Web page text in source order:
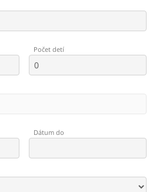
Počet detí
Dátum do